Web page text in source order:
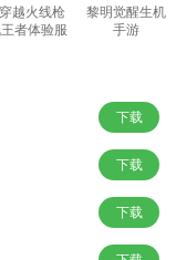
，活跃任务晶核奖励
金币、50000战队
取1000晶核。
*2、战队经验*5000
日可领1W晶核/100w
越火线枪
者体验服
黎明觉醒生机
手游
下载
下载
下载